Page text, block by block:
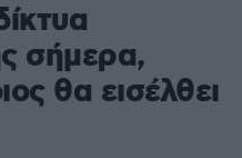
σήμερα,
θα εισέλθει